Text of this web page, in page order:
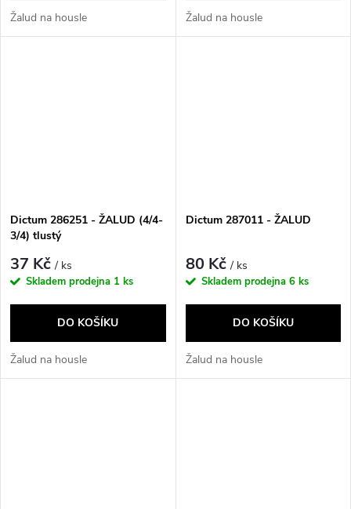
Žalud na housle Žalud na housle
Dictum 286251 - ŽALUD (4/4-
3/4) tlustý
37 Kč/ ks
Skladem prodejna 1 ks
DO KOŠÍKU
Žalud na housle
Dictum 287011 - ŽALUD
80 Kč/ ks
Skladem prodejna 6 ks
DO KOŠÍKU
Žalud na housle